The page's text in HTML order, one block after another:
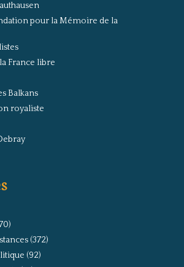
pour la Mémoire de la
France libre
Balkans
royaliste
(372)
(92)